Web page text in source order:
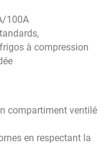
100A
à compression
compartiment ventilé
en respectant la